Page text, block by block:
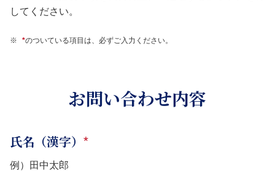
してください。
※ *のついている項目は、必ずご入力ください。
お問い合わせ内容
氏名（漢字） *
例）田中太郎